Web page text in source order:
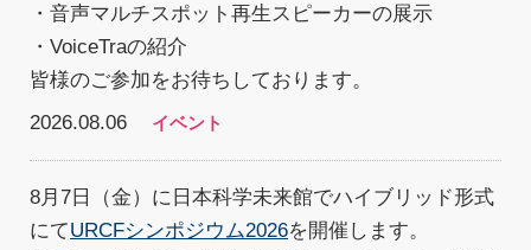
・音声マルチスポット再生スピーカーの展示
・VoiceTraの紹介
皆様のご参加をお待ちしております。
2026.08.06
イベント
8月7日（金）に日本科学未来館でハイブリッド形式
にてURCFシンポジウム2026を開催します。